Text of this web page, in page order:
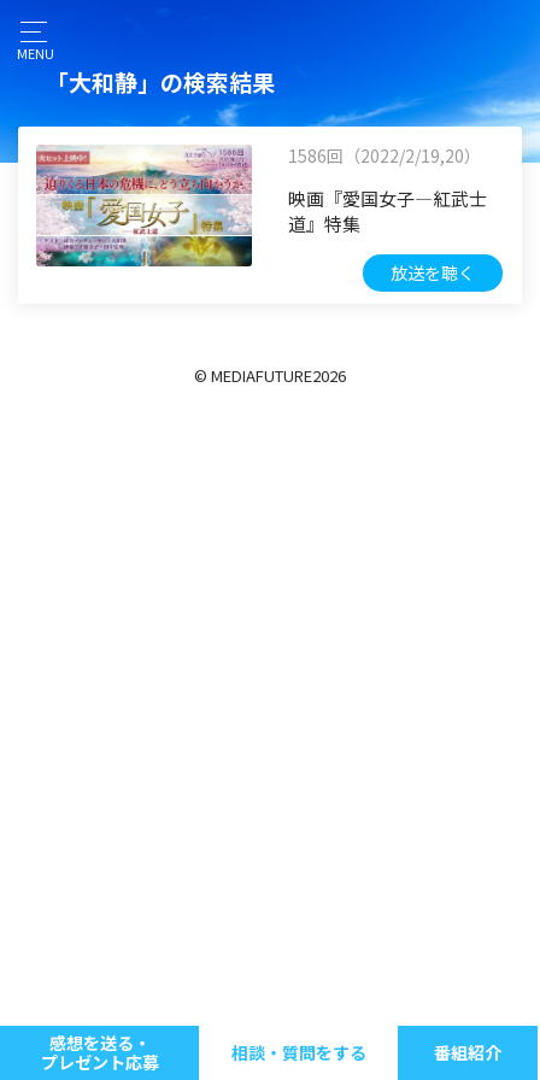
MENU
「大和静」の検索結果
1586回（2022/2/19,20）
映画『愛国女子―紅武士
道』特集
放送を聴く
© MEDIAFUTURE2026
感想を送る・
プレゼント応募
相談・質問をする 番組紹介